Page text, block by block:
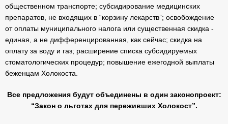
общественном транспорте; субсидирование медицинских
препаратов, не входящих в “корзину лекарств”; освобождение
от оплаты муниципального налога или существенная скидка -
единая, а не дифференцированная, как сейчас; скидка на
оплату за воду и газ; расширение списка субсидируемых
стоматологических процедур; повышение ежегодной выплаты
беженцам Холокоста.
Все предложения будут объединены в один законопроект:
“Закон о льготах для переживших Холокост”.